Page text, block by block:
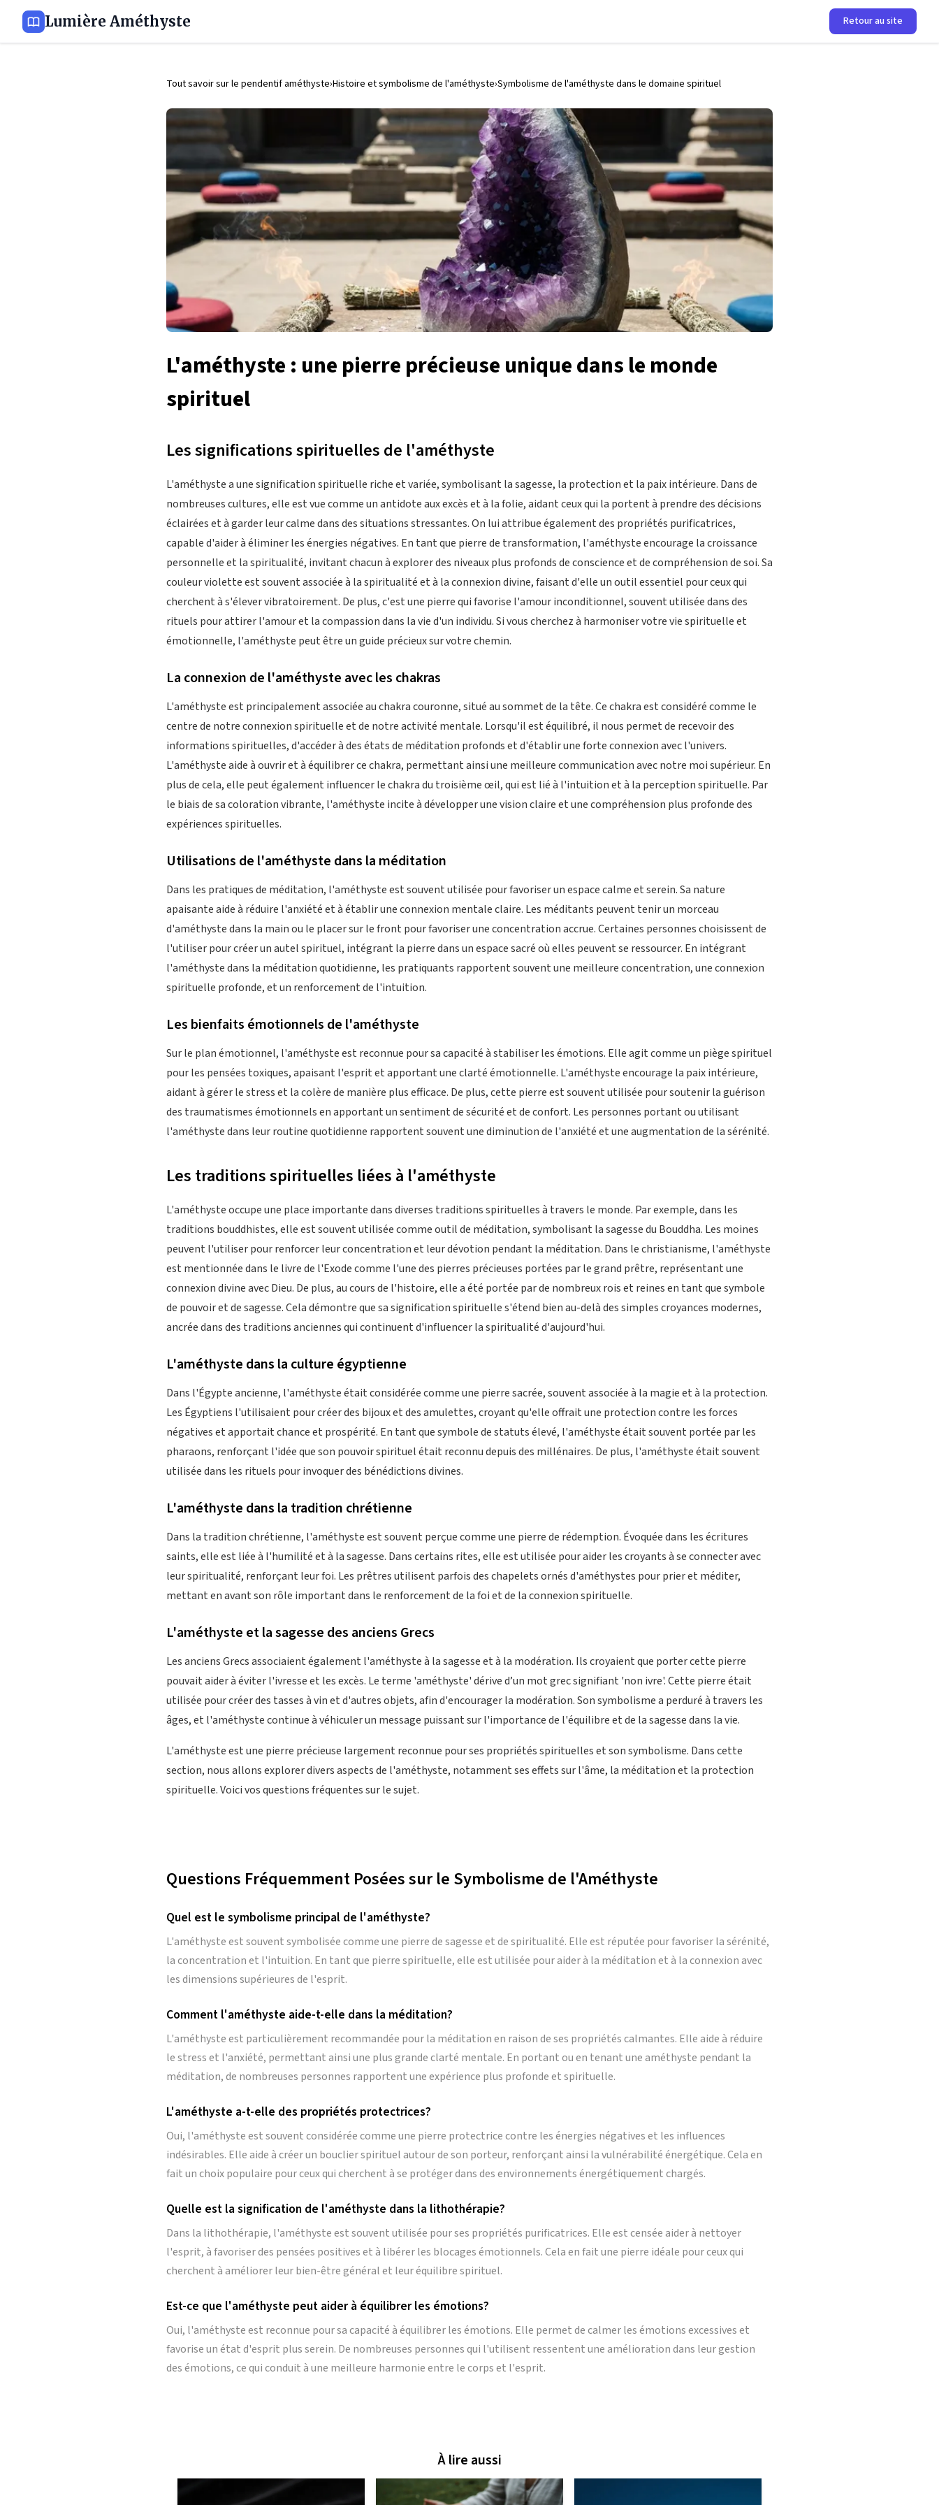
Lumière Améthyste Retour au site
Tout savoir sur le pendentif améthyste Histoire et symbolisme de l'améthyste Symbolisme de l'améthyste dans le domaine spirituel
L'améthyste : une pierre précieuse unique dans le monde
spirituel
Les significations spirituelles de l'améthyste
L'améthyste a une signification spirituelle riche et variée, symbolisant la sagesse, la protection et la paix intérieure. Dans de
nombreuses cultures, elle est vue comme un antidote aux excès et à la folie, aidant ceux qui la portent à prendre des décisions
éclairées et à garder leur calme dans des situations stressantes. On lui attribue également des propriétés purificatrices,
capable d'aider à éliminer les énergies négatives. En tant que pierre de transformation, l'améthyste encourage la croissance
personnelle et la spiritualité, invitant chacun à explorer des niveaux plus profonds de conscience et de compréhension de soi. Sa
couleur violette est souvent associée à la spiritualité et à la connexion divine, faisant d'elle un outil essentiel pour ceux qui
cherchent à s'élever vibratoirement. De plus, c'est une pierre qui favorise l'amour inconditionnel, souvent utilisée dans des
rituels pour attirer l'amour et la compassion dans la vie d'un individu. Si vous cherchez à harmoniser votre vie spirituelle et
émotionnelle, l'améthyste peut être un guide précieux sur votre chemin.
La connexion de l'améthyste avec les chakras
L'améthyste est principalement associée au chakra couronne, situé au sommet de la tête. Ce chakra est considéré comme le
centre de notre connexion spirituelle et de notre activité mentale. Lorsqu'il est équilibré, il nous permet de recevoir des
informations spirituelles, d'accéder à des états de méditation profonds et d'établir une forte connexion avec l'univers.
L'améthyste aide à ouvrir et à équilibrer ce chakra, permettant ainsi une meilleure communication avec notre moi supérieur. En
plus de cela, elle peut également influencer le chakra du troisième œil, qui est lié à l'intuition et à la perception spirituelle. Par
le biais de sa coloration vibrante, l'améthyste incite à développer une vision claire et une compréhension plus profonde des
expériences spirituelles.
Utilisations de l'améthyste dans la méditation
Dans les pratiques de méditation, l'améthyste est souvent utilisée pour favoriser un espace calme et serein. Sa nature
apaisante aide à réduire l'anxiété et à établir une connexion mentale claire. Les méditants peuvent tenir un morceau
d'améthyste dans la main ou le placer sur le front pour favoriser une concentration accrue. Certaines personnes choisissent de
l'utiliser pour créer un autel spirituel, intégrant la pierre dans un espace sacré où elles peuvent se ressourcer. En intégrant
l'améthyste dans la méditation quotidienne, les pratiquants rapportent souvent une meilleure concentration, une connexion
spirituelle profonde, et un renforcement de l'intuition.
Les bienfaits émotionnels de l'améthyste
Sur le plan émotionnel, l'améthyste est reconnue pour sa capacité à stabiliser les émotions. Elle agit comme un piège spirituel
pour les pensées toxiques, apaisant l'esprit et apportant une clarté émotionnelle. L'améthyste encourage la paix intérieure,
aidant à gérer le stress et la colère de manière plus efficace. De plus, cette pierre est souvent utilisée pour soutenir la guérison
des traumatismes émotionnels en apportant un sentiment de sécurité et de confort. Les personnes portant ou utilisant
l'améthyste dans leur routine quotidienne rapportent souvent une diminution de l'anxiété et une augmentation de la sérénité.
Les traditions spirituelles liées à l'améthyste
L'améthyste occupe une place importante dans diverses traditions spirituelles à travers le monde. Par exemple, dans les
traditions bouddhistes, elle est souvent utilisée comme outil de méditation, symbolisant la sagesse du Bouddha. Les moines
peuvent l'utiliser pour renforcer leur concentration et leur dévotion pendant la méditation. Dans le christianisme, l'améthyste
est mentionnée dans le livre de l'Exode comme l'une des pierres précieuses portées par le grand prêtre, représentant une
connexion divine avec Dieu. De plus, au cours de l'histoire, elle a été portée par de nombreux rois et reines en tant que symbole
de pouvoir et de sagesse. Cela démontre que sa signification spirituelle s'étend bien au-delà des simples croyances modernes,
ancrée dans des traditions anciennes qui continuent d'influencer la spiritualité d'aujourd'hui.
L'améthyste dans la culture égyptienne
Dans l'Égypte ancienne, l'améthyste était considérée comme une pierre sacrée, souvent associée à la magie et à la protection.
Les Égyptiens l'utilisaient pour créer des bijoux et des amulettes, croyant qu'elle offrait une protection contre les forces
négatives et apportait chance et prospérité. En tant que symbole de statuts élevé, l'améthyste était souvent portée par les
pharaons, renforçant l'idée que son pouvoir spirituel était reconnu depuis des millénaires. De plus, l'améthyste était souvent
utilisée dans les rituels pour invoquer des bénédictions divines.
L'améthyste dans la tradition chrétienne
Dans la tradition chrétienne, l'améthyste est souvent perçue comme une pierre de rédemption. Évoquée dans les écritures
saints, elle est liée à l'humilité et à la sagesse. Dans certains rites, elle est utilisée pour aider les croyants à se connecter avec
leur spiritualité, renforçant leur foi. Les prêtres utilisent parfois des chapelets ornés d'améthystes pour prier et méditer,
mettant en avant son rôle important dans le renforcement de la foi et de la connexion spirituelle.
L'améthyste et la sagesse des anciens Grecs
Les anciens Grecs associaient également l'améthyste à la sagesse et à la modération. Ils croyaient que porter cette pierre
pouvait aider à éviter l'ivresse et les excès. Le terme 'améthyste' dérive d’un mot grec signifiant 'non ivre'. Cette pierre était
utilisée pour créer des tasses à vin et d'autres objets, afin d'encourager la modération. Son symbolisme a perduré à travers les
âges, et l'améthyste continue à véhiculer un message puissant sur l'importance de l'équilibre et de la sagesse dans la vie.
L'améthyste est une pierre précieuse largement reconnue pour ses propriétés spirituelles et son symbolisme. Dans cette
section, nous allons explorer divers aspects de l'améthyste, notamment ses effets sur l'âme, la méditation et la protection
spirituelle. Voici vos questions fréquentes sur le sujet.
Questions Fréquemment Posées sur le Symbolisme de l'Améthyste
Quel est le symbolisme principal de l'améthyste?
L'améthyste est souvent symbolisée comme une pierre de sagesse et de spiritualité. Elle est réputée pour favoriser la sérénité,
la concentration et l'intuition. En tant que pierre spirituelle, elle est utilisée pour aider à la méditation et à la connexion avec
les dimensions supérieures de l'esprit.
Comment l'améthyste aide-t-elle dans la méditation?
L'améthyste est particulièrement recommandée pour la méditation en raison de ses propriétés calmantes. Elle aide à réduire
le stress et l'anxiété, permettant ainsi une plus grande clarté mentale. En portant ou en tenant une améthyste pendant la
méditation, de nombreuses personnes rapportent une expérience plus profonde et spirituelle.
L'améthyste a-t-elle des propriétés protectrices?
Oui, l'améthyste est souvent considérée comme une pierre protectrice contre les énergies négatives et les influences
indésirables. Elle aide à créer un bouclier spirituel autour de son porteur, renforçant ainsi la vulnérabilité énergétique. Cela en
fait un choix populaire pour ceux qui cherchent à se protéger dans des environnements énergétiquement chargés.
Quelle est la signification de l'améthyste dans la lithothérapie?
Dans la lithothérapie, l'améthyste est souvent utilisée pour ses propriétés purificatrices. Elle est censée aider à nettoyer
l'esprit, à favoriser des pensées positives et à libérer les blocages émotionnels. Cela en fait une pierre idéale pour ceux qui
cherchent à améliorer leur bien-être général et leur équilibre spirituel.
Est-ce que l'améthyste peut aider à équilibrer les émotions?
Oui, l'améthyste est reconnue pour sa capacité à équilibrer les émotions. Elle permet de calmer les émotions excessives et
favorise un état d'esprit plus serein. De nombreuses personnes qui l'utilisent ressentent une amélioration dans leur gestion
des émotions, ce qui conduit à une meilleure harmonie entre le corps et l'esprit.
À lire aussi